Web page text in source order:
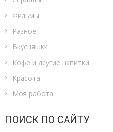
Фильмы
Разное
Вкусняшки
Кофе и другие напитки
Красота
Моя работа
ПОИСК ПО САЙТУ